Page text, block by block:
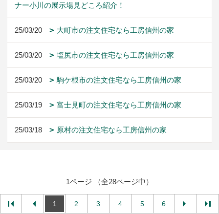
ナー小川の展示場見どころ紹介！
25/03/20 大町市の注文住宅なら工房信州の家
25/03/20 塩尻市の注文住宅なら工房信州の家
25/03/20 駒ケ根市の注文住宅なら工房信州の家
25/03/19 富士見町の注文住宅なら工房信州の家
25/03/18 原村の注文住宅なら工房信州の家
1ページ （全28ページ中）
1 2 3 4 5 6